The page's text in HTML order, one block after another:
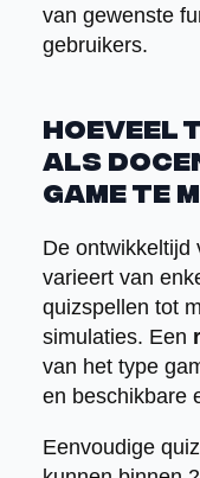
van gewenste
gebruikers.
Hoeveel
als
game te
De ontwikkeltijd
varieert van
quizspellen tot
simulaties. Een
van het type
en beschikbare
Eenvoudige